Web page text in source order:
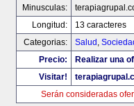
Minusculas:
Longitud:
13 caracteres
Categorias:
Salud ,
Precio:
Realizar una
Visitar!
Serán consideradas